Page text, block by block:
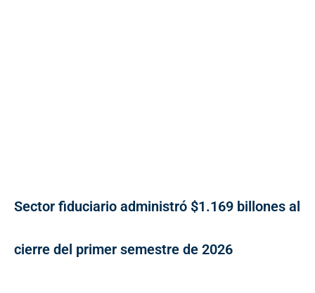
Sector fiduciario administró $1.169 billones al
cierre del primer semestre de 2026